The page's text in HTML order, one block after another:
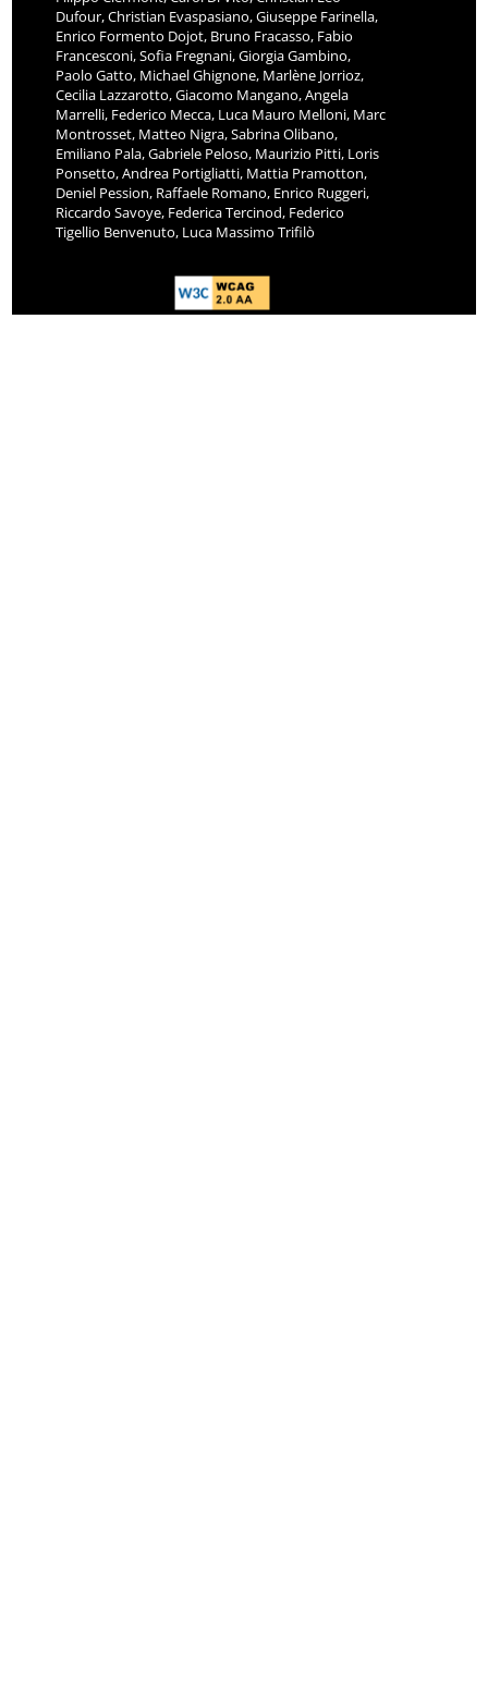
Dufour, Christian Evaspasiano, Giuseppe Farinella,
Enrico Formento Dojot, Bruno Fracasso, Fabio
Francesconi, Sofia Fregnani, Giorgia Gambino,
Paolo Gatto, Michael Ghignone, Marlène Jorrioz,
Cecilia Lazzarotto, Giacomo Mangano, Angela
Marrelli, Federico Mecca, Luca Mauro Melloni, Marc
Montrosset, Matteo Nigra, Sabrina Olibano,
Emiliano Pala, Gabriele Peloso, Maurizio Pitti, Loris
Ponsetto, Andrea Portigliatti, Mattia Pramotton,
Deniel Pession, Raffaele Romano, Enrico Ruggeri,
Riccardo Savoye, Federica Tercinod, Federico
Tigellio Benvenuto, Luca Massimo Trifilò